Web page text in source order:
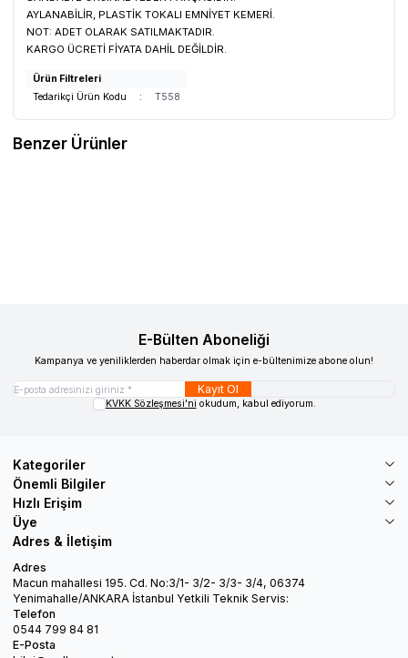
AYLANABİLİR, PLASTİK TOKALI EMNİYET KEMERİ.
NOT: ADET OLARAK SATILMAKTADIR.
KARGO ÜCRETİ FİYATA DAHİL DEĞİLDİR.
Ürün Filtreleri
Tedarikçi Ürün Kodu
: T558
Benzer Ürünler
E-Bülten Aboneliği
Kampanya ve yeniliklerden haberdar olmak için e-bültenimize abone olun!
Kayıt Ol
KVKK Sözleşmesi'ni okudum, kabul ediyorum.
Kategoriler
Önemli Bilgiler
Hızlı Erişim
Üye
Adres & İletişim
Adres
Macun mahallesi 195. Cd. No:3/1- 3/2- 3/3- 3/4, 06374
Yenimahalle/ANKARA İstanbul Yetkili Teknik Servis:
Telefon
0544 799 84 81
E-Posta